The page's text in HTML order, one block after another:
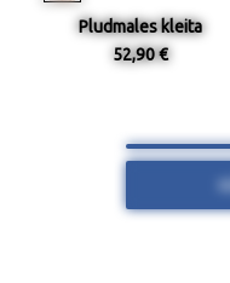
Pludmales kleita
52,90 €